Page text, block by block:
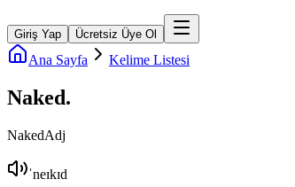
Giriş Yap Ücretsiz Üye Ol
Ana Sayfa Kelime Listesi
Naked.
NakedAdj
ˈneɪkɪd